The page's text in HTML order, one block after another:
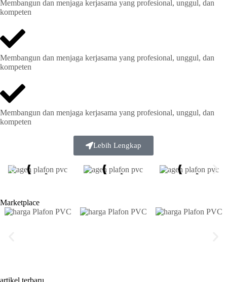
Membangun dan menjaga kerjasama yang profesional, unggul, dan
kompeten
Membangun dan menjaga kerjasama yang profesional, unggul, dan
kompeten
Membangun dan menjaga kerjasama yang profesional, unggul, dan
kompeten
Lebih Lengkap
Marketplace
artikel terbaru